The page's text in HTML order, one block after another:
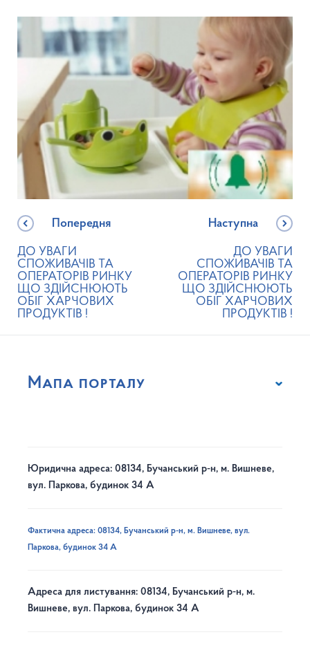
Попередня
ДО УВАГИ
СПОЖИВАЧІВ ТА
ОПЕРАТОРІВ РИНКУ
ЩО ЗДІЙСНЮЮТЬ
ОБІГ ХАРЧОВИХ
ПРОДУКТІВ !
Наступна
ДО УВАГИ
СПОЖИВАЧІВ ТА
ОПЕРАТОРІВ РИНКУ
ЩО ЗДІЙСНЮЮТЬ
ОБІГ ХАРЧОВИХ
ПРОДУКТІВ !
Мапа порталу
Юридична адреса: 08134, Бучанський р-н, м. Вишневе,
вул. Паркова, будинок 34 А
Фактична адреса: 08134, Бучанський р-н, м. Вишневе, вул.
Паркова, будинок 34 А
Адреса для листування: 08134, Бучанський р-н, м.
Вишневе, вул. Паркова, будинок 34 А